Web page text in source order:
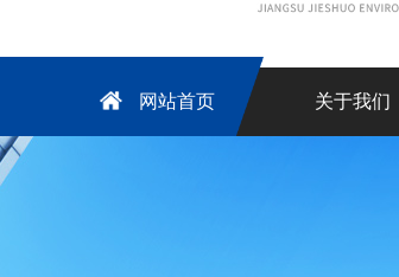
网站首页 关于我们